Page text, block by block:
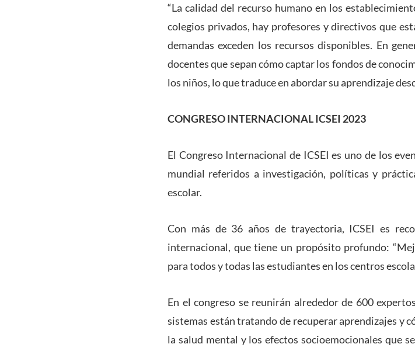
“La calidad del recurso humano en los
colegios privados, hay profesores y directivos que
demandas exceden los recursos disponibles. En
docentes que sepan cómo captar los fondos de
los niños, lo que traduce en abordar su aprendizaje
CONGRESO INTERNACIONAL ICSEI 2023
El Congreso Internacional de ICSEI es uno de los
mundial referidos a investigación, políticas y
escolar.
Con más de 36 años de trayectoria, ICSEI es
internacional, que tiene un propósito profundo:
para todos y todas las estudiantes en los centros
En el congreso se reunirán alrededor de 600
sistemas están tratando de recuperar aprendizajes y
la salud mental y los efectos socioemocionales que